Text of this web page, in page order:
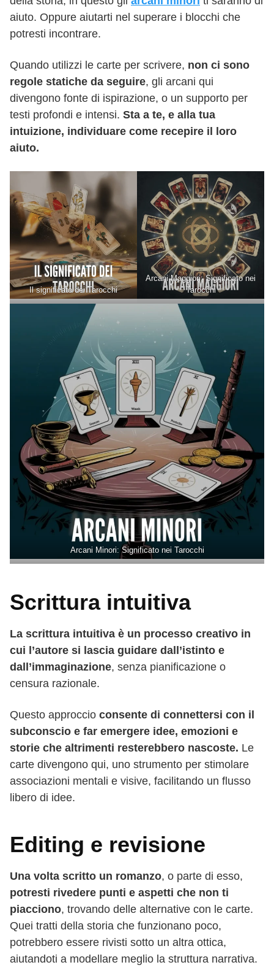
aiuto. Oppure aiutarti nel superare i blocchi che
potresti incontrare.
Quando utilizzi le carte per scrivere, non ci sono
regole statiche da seguire, gli arcani qui
divengono fonte di ispirazione, o un supporto per
testi profondi e intensi. Sta a te, e alla tua
intuizione, individuare come recepire il loro
aiuto.
Il significato dei Tarocchi
Arcani Maggiori: Significato nei
Tarocchi
Arcani Minori: Significato nei Tarocchi
Scrittura intuitiva
La scrittura intuitiva è un processo creativo in
cui l’autore si lascia guidare dall’istinto e
dall’immaginazione, senza pianificazione o
censura razionale.
Questo approccio consente di connettersi con il
subconscio e far emergere idee, emozioni e
storie che altrimenti resterebbero nascoste. Le
carte divengono qui, uno strumento per stimolare
associazioni mentali e visive, facilitando un flusso
libero di idee.
Editing e revisione
Una volta scritto un romanzo, o parte di esso,
potresti rivedere punti e aspetti che non ti
piacciono, trovando delle alternative con le carte.
Quei tratti della storia che funzionano poco,
potrebbero essere rivisti sotto un altra ottica,
aiutandoti a modellare meglio la struttura narrativa.